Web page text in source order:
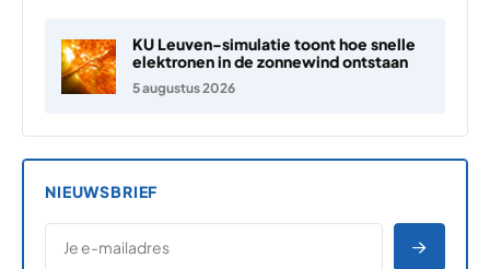
KU Leuven-simulatie toont hoe snelle
elektronen in de zonnewind ontstaan
5 augustus 2026
NIEUWSBRIEF
E-MAILADRES
*